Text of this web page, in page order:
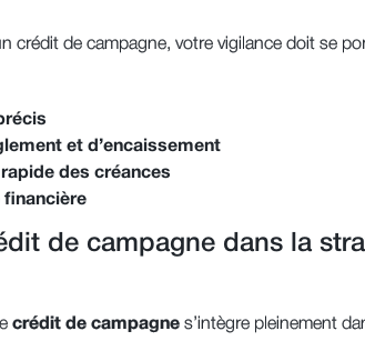
crédit de campagne, votre vigilance doit se
et d’encaissement
des créances
de campagne dans la
crédit de campagnes’intègre pleinement